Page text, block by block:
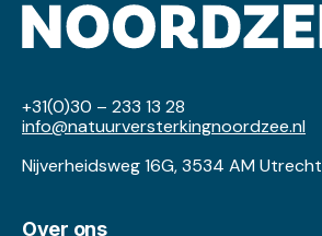
+31(0)30 – 233 13 28
info@natuurversterkingnoordzee.nl
Nijverheidsweg 16G, 3534 AM Utrecht
Over ons